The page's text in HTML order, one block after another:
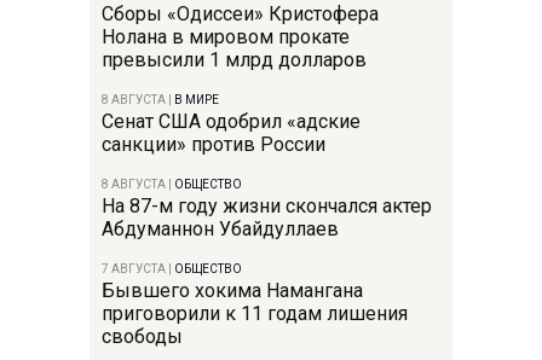
Сборы «Одиссеи» Кристофера
Нолана в мировом прокате
превысили 1 млрд долларов
8 АВГУСТА В МИРЕ
Сенат США одобрил «адские
санкции» против России
8 АВГУСТА ОБЩЕСТВО
На 87-м году жизни скончался актер
Абдуманнон Убайдуллаев
7 АВГУСТА ОБЩЕСТВО
Бывшего хокима Намангана
приговорили к 11 годам лишения
свободы